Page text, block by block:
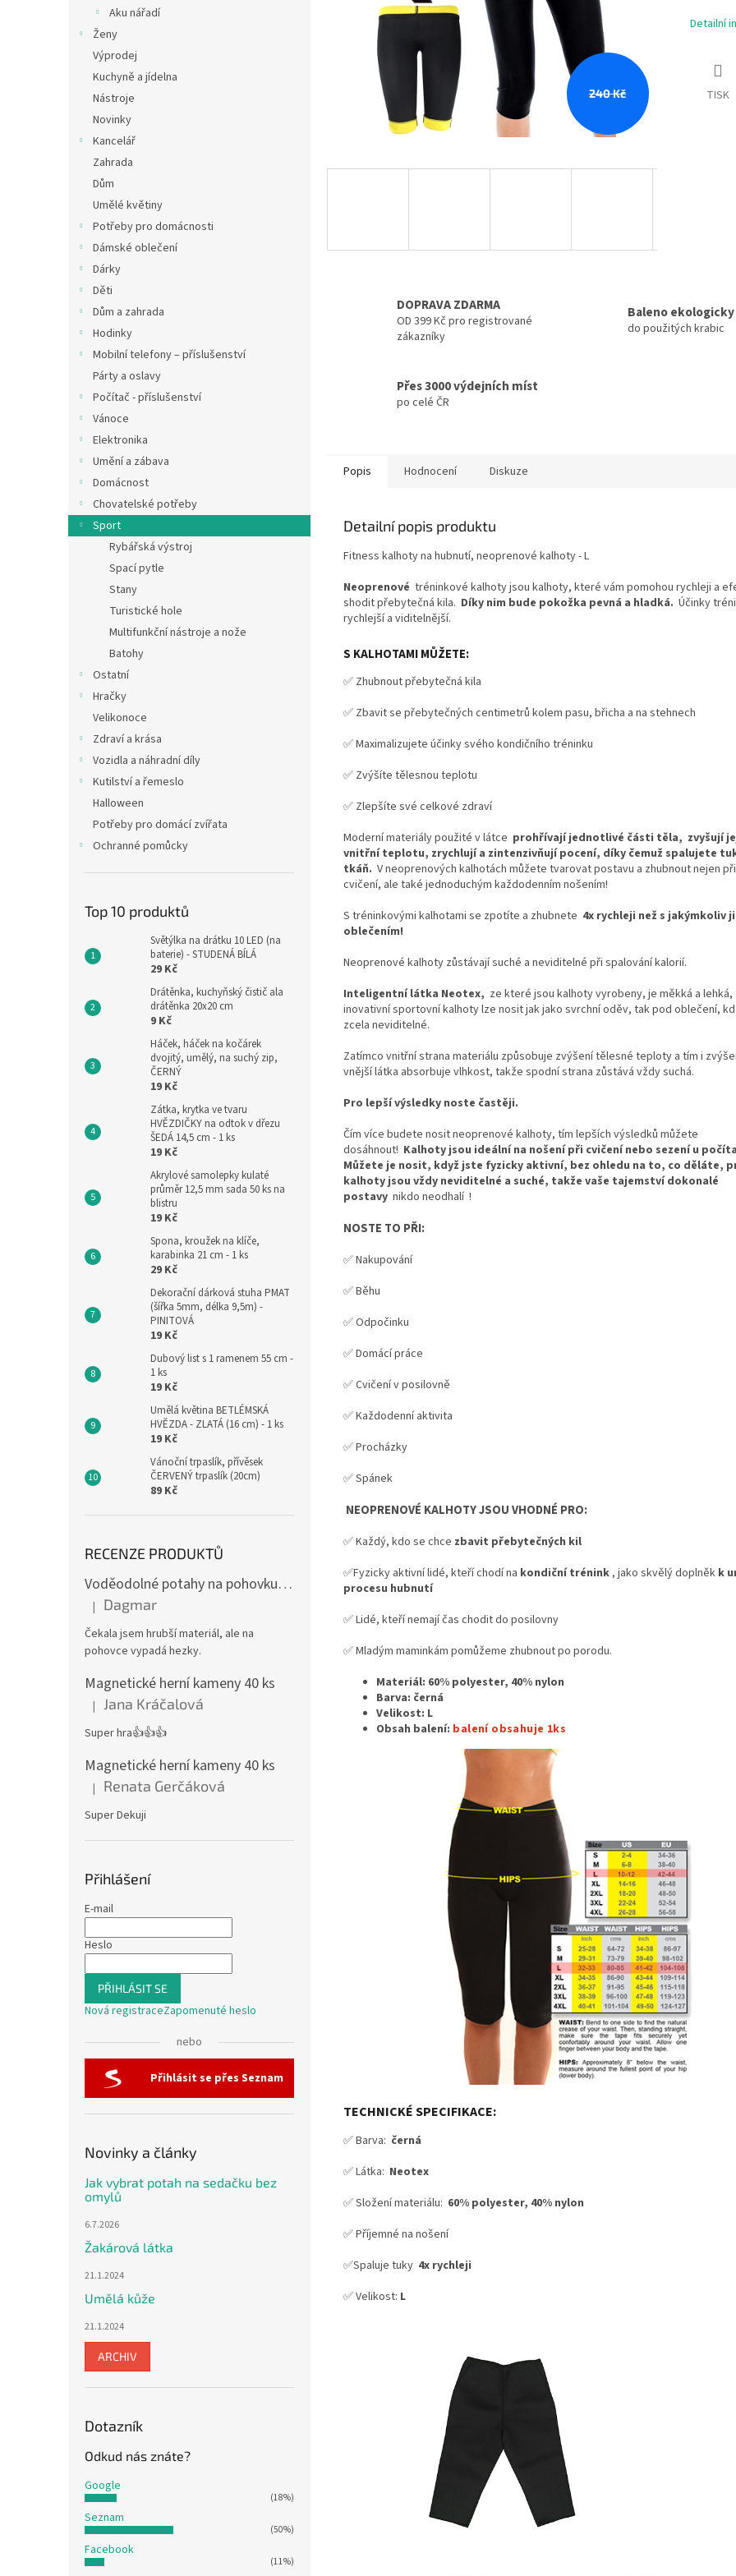
Aku nářadí
Ženy
Výprodej
Kuchyně a jídelna
Nástroje
Novinky
Kancelář
Zahrada
Dům
Umělé květiny
Potřeby pro domácnosti
Dámské oblečení
Dárky
Děti
Dům a zahrada
Hodinky
Mobilní telefony – příslušenství
Párty a oslavy
Počítač - příslušenství
Vánoce
Elektronika
Umění a zábava
Domácnost
Chovatelské potřeby
Sport
Rybářská výstroj
Spací pytle
Stany
Turistické hole
Multifunkční nástroje a nože
Batohy
Ostatní
Hračky
Velikonoce
Zdraví a krása
Vozidla a náhradní díly
Kutilství a řemeslo
Halloween
Potřeby pro domácí zvířata
Ochranné pomůcky
Top 10 produktů
Světýlka na drátku 10 LED (na
baterie) - STUDENÁ BÍLÁ
29 Kč
Drátěnka, kuchyňský čistič ala
drátěnka 20x20 cm
9 Kč
Háček, háček na kočárek
dvojitý, umělý, na suchý zip,
ČERNÝ
19 Kč
Zátka, krytka ve tvaru
HVĚZDIČKY na odtok v dřezu
ŠEDÁ 14,5 cm - 1 ks
19 Kč
Akrylové samolepky kulaté
průměr 12,5 mm sada 50 ks na
blistru
19 Kč
Spona, kroužek na klíče,
karabinka 21 cm - 1 ks
29 Kč
Dekorační dárková stuha PMAT
(šířka 5mm, délka 9,5m) -
PINITOVÁ
19 Kč
Dubový list s 1 ramenem 55 cm -
1 ks
19 Kč
Umělá květina BETLÉMSKÁ
HVĚZDA - ZLATÁ (16 cm) - 1 ks
19 Kč
Vánoční trpaslík, přívěsek
ČERVENÝ trpaslík (20cm)
89 Kč
RECENZE PRODUKTŮ
Voděodolné potahy na pohovku se vzorem
Hodnocení produktu je 4 z 5 hvězdiček.
| Dagmar
Čekala jsem hrubší materiál, ale na
pohovce vypadá hezky.
Magnetické herní kameny 40 ks
Hodnocení produktu je 5 z 5 hvězdiček.
| Jana Kráčalová
Super hra👍👍👍
Magnetické herní kameny 40 ks
Hodnocení produktu je 5 z 5 hvězdiček.
| Renata Gerčáková
Super Dekuji
Přihlášení
E-mail
Heslo
PŘIHLÁSIT SE
Nová registraceZapomenuté heslo
nebo
Přihlásit se přes Seznam
Novinky a články
Jak vybrat potah na sedačku bez
omylů
6.7.2026
Žakárová látka
21.1.2024
Umělá kůže
21.1.2024
ARCHIV
Dotazník
Odkud nás znáte?
Google
(18%)
Seznam
(50%)
Facebook
(11%)
240 Kč
Detailní
TISK
DOPRAVA ZDARMA
OD 399 Kč pro registrované
zákazníky
Baleno ekologicky
do použitých krabic
Přes 3000 výdejních míst
po celé ČR
Popis Hodnocení Diskuze
Detailní popis produktu
Fitness kalhoty na hubnutí, neoprenové kalhoty - L
Neoprenové tréninkové kalhoty jsou kalhoty, které vám pomohou rychleji a
shodit přebytečná kila. Díky nim bude pokožka pevná a hladká. Účinky
rychlejší a viditelnější.
S KALHOTAMI MŮŽETE:
✅ Zhubnout přebytečná kila
✅ Zbavit se přebytečných centimetrů kolem pasu, břicha a na stehnech
✅ Maximalizujete účinky svého kondičního tréninku
✅ Zvýšíte tělesnou teplotu
✅ Zlepšíte své celkové zdraví
Moderní materiály použité v látce prohřívají jednotlivé části těla, zvyšují
vnitřní teplotu, zrychlují a zintenzivňují pocení, díky čemuž spalujete
tkáň. V neoprenových kalhotách můžete tvarovat postavu a zhubnout nejen
cvičení, ale také jednoduchým každodenním nošením!
S tréninkovými kalhotami se zpotíte a zhubnete 4x rychleji než s jakýmkoliv
oblečením!
Neoprenové kalhoty zůstávají suché a neviditelné při spalování kalorií.
Inteligentní látka Neotex, ze které jsou kalhoty vyrobeny, je měkká a
inovativní sportovní kalhoty lze nosit jak jako svrchní oděv, tak pod oblečení,
zcela neviditelné.
Zatímco vnitřní strana materiálu způsobuje zvýšení tělesné teploty a tím i
vnější látka absorbuje vlhkost, takže spodní strana zůstává vždy suchá.
Pro lepší výsledky noste častěji.
Čím více budete nosit neoprenové kalhoty, tím lepších výsledků můžete
dosáhnout! Kalhoty jsou ideální na nošení při cvičení nebo sezení u
Můžete je nosit, když jste fyzicky aktivní, bez ohledu na to, co děláte,
kalhoty jsou vždy neviditelné a suché, takže vaše tajemství dokonalé
postavy nikdo neodhalí !
NOSTE TO PŘI:
✅ Nakupování
✅ Běhu
✅ Odpočinku
✅ Domácí práce
✅ Cvičení v posilovně
✅ Každodenní aktivita
✅ Procházky
✅ Spánek
NEOPRENOVÉ KALHOTY JSOU VHODNÉ PRO:
✅ Každý, kdo se chce zbavit přebytečných kil
✅Fyzicky aktivní lidé, kteří chodí na kondiční trénink, jako skvělý doplněk k
procesu hubnutí
✅ Lidé, kteří nemají čas chodit do posilovny
✅ Mladým maminkám pomůžeme zhubnout po porodu.
Materiál: 60% polyester, 40% nylon
Barva: černá
Velikost: L
Obsah balení: balení obsahuje 1ks
TECHNICKÉ SPECIFIKACE:
✅ Barva: černá
✅ Látka: Neotex
✅ Složení materiálu: 60% polyester, 40% nylon
✅ Příjemné na nošení
✅Spaluje tuky 4x rychleji
✅ Velikost: L